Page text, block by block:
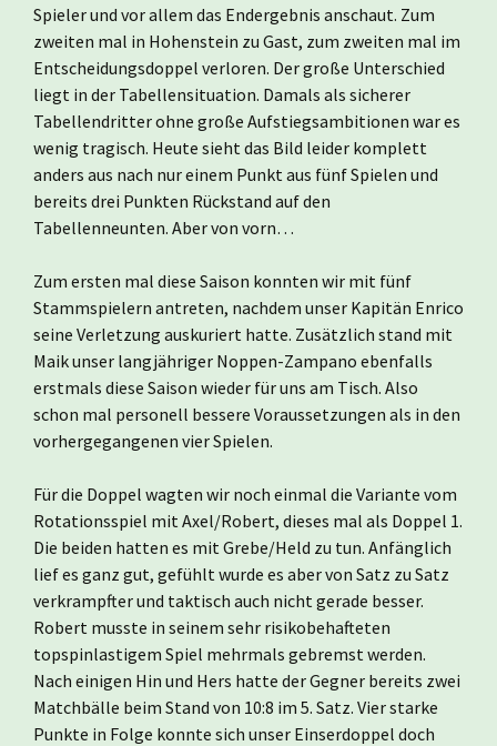
Spieler und vor allem das Endergebnis anschaut. Zum
zweiten mal in Hohenstein zu Gast, zum zweiten mal im
Entscheidungsdoppel verloren. Der große Unterschied
liegt in der Tabellensituation. Damals als sicherer
Tabellendritter ohne große Aufstiegsambitionen war es
wenig tragisch. Heute sieht das Bild leider komplett
anders aus nach nur einem Punkt aus fünf Spielen und
bereits drei Punkten Rückstand auf den
Tabellenneunten. Aber von vorn…
Zum ersten mal diese Saison konnten wir mit fünf
Stammspielern antreten, nachdem unser Kapitän Enrico
seine Verletzung auskuriert hatte. Zusätzlich stand mit
Maik unser langjähriger Noppen-Zampano ebenfalls
erstmals diese Saison wieder für uns am Tisch. Also
schon mal personell bessere Voraussetzungen als in den
vorhergegangenen vier Spielen.
Für die Doppel wagten wir noch einmal die Variante vom
Rotationsspiel mit Axel/Robert, dieses mal als Doppel 1.
Die beiden hatten es mit Grebe/Held zu tun. Anfänglich
lief es ganz gut, gefühlt wurde es aber von Satz zu Satz
verkrampfter und taktisch auch nicht gerade besser.
Robert musste in seinem sehr risikobehafteten
topspinlastigem Spiel mehrmals gebremst werden.
Nach einigen Hin und Hers hatte der Gegner bereits zwei
Matchbälle beim Stand von 10:8 im 5. Satz. Vier starke
Punkte in Folge konnte sich unser Einserdoppel doch